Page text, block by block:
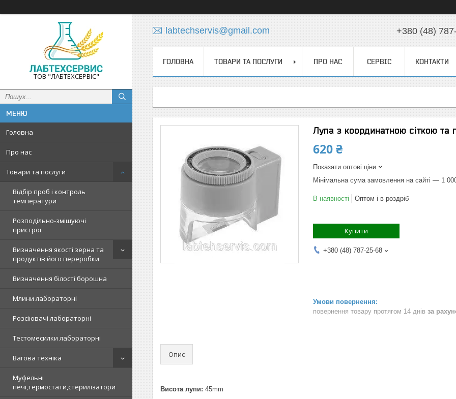
ТОВ "ЛАБТЕХСЕРВІС"
Головна
Про нас
Товари та послуги
Відбір проб і контроль
температури
Розподільно-змішуючі
пристрої
Визначення якості зерна та
продуктів його переробки
Визначення білості борошна
Млини лабораторні
Розсіювачі лабораторні
Тестомесилки лабораторні
Вагова техніка
Муфельні
печі,термостати,стерилізатори
labtechservis@gmail.com +380 (48)
ГОЛОВНА ТОВАРИ ТА ПОСЛУГИ ПРО НАС СЕРВІС КОНТАКТИ
Лупа з координатною сіткою та
620 ₴
Показати оптові ціни
Мінімальна сума замовлення на сайті — 1
В наявності Оптом і в роздріб
Купити
+380 (48) 787-25-68
повернення товару протягом 14 днів за
Опис
Висота лупи: 45mm